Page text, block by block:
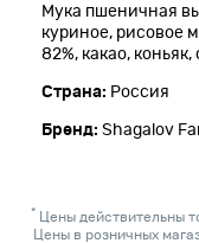
Мука пшеничная
куриное, рисовое
82%, какао,
Страна: Россия
Бренд: Shagalov
* Цены действительны
Цены в розничных